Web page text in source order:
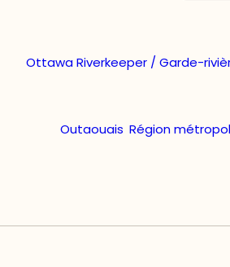
Ottawa Riverkeeper / Garde-
Outaouais Région